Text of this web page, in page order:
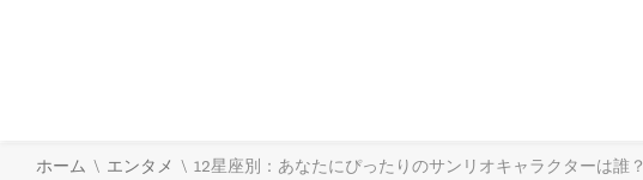
ホーム \ エンタメ \ 12星座別：あなたにぴったりのサンリオキャラクターは誰？